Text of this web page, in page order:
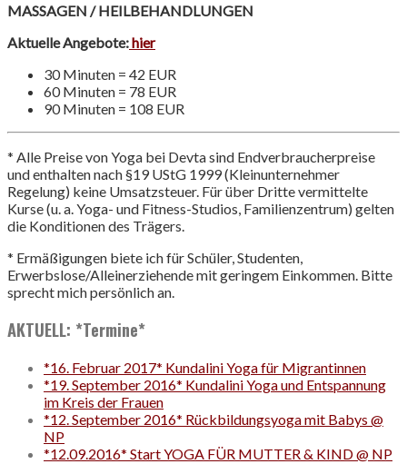
MASSAGEN / HEILBEHANDLUNGEN
Aktuelle Angebote:hier
30 Minuten = 42 EUR
60 Minuten = 78 EUR
90 Minuten = 108 EUR
* Alle Preise von Yoga bei Devta sind Endverbraucherpreise
und enthalten nach §19 UStG 1999 (Kleinunternehmer
Regelung) keine Umsatzsteuer. Für über Dritte vermittelte
Kurse (u. a. Yoga- und Fitness-Studios, Familienzentrum) gelten
die Konditionen des Trägers.
* Ermäßigungen biete ich für Schüler, Studenten,
Erwerbslose/Alleinerziehende mit geringem Einkommen. Bitte
sprecht mich persönlich an.
AKTUELL: *Termine*
*16. Februar 2017* Kundalini Yoga für Migrantinnen
*19. September 2016* Kundalini Yoga und Entspannung
im Kreis der Frauen
*12. September 2016* Rückbildungsyoga mit Babys @
NP
*12.09.2016* Start YOGA FÜR MUTTER & KIND @ NP